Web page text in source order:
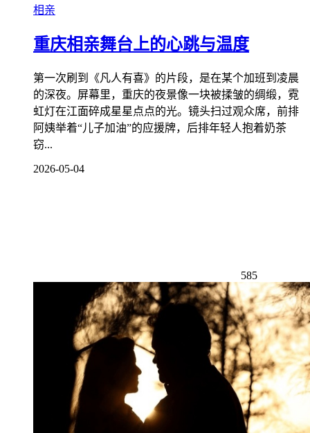
相亲
重庆相亲舞台上的心跳与温度
第一次刷到《凡人有喜》的片段，是在某个加班到凌晨
的深夜。屏幕里，重庆的夜景像一块被揉皱的绸缎，霓
虹灯在江面碎成星星点点的光。镜头扫过观众席，前排
阿姨举着“儿子加油”的应援牌，后排年轻人抱着奶茶
窃...
2026-05-04
585